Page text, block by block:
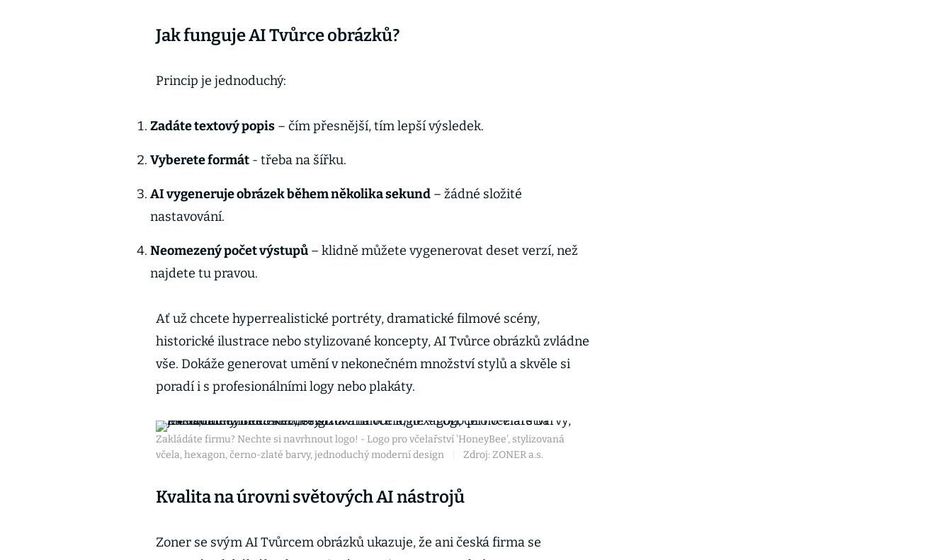
Jak funguje AI Tvůrce obrázků?
Princip je jednoduchý:
Zadáte textový popis – čím přesnější, tím lepší výsledek.
Vyberete formát - třeba na šířku.
AI vygeneruje obrázek během několika sekund – žádné složité
nastavování.
Neomezený počet výstupů – klidně můžete vygenerovat deset verzí, než
najdete tu pravou.
Ať už chcete hyperrealistické portréty, dramatické filmové scény,
historické ilustrace nebo stylizované koncepty, AI Tvůrce obrázků zvládne
vše. Dokáže generovat umění v nekonečném množství stylů a skvěle si
poradí i s profesionálními logy nebo plakáty.
Zakládáte firmu? Nechte si navrhnout logo! - Logo pro včelařství 'HoneyBee', stylizovaná
včela, hexagon, černo-zlaté barvy, jednoduchý moderní design
Zdroj: ZONER a.s.
Kvalita na úrovni světových AI nástrojů
Zoner se svým AI Tvůrcem obrázků ukazuje, že ani česká firma se